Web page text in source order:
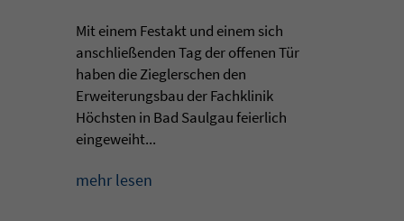
Mit einem Festakt und einem sich
anschließenden Tag der offenen Tür
haben die Zieglerschen den
Erweiterungsbau der Fachklinik
Höchsten in Bad Saulgau feierlich
eingeweiht...
mehr lesen